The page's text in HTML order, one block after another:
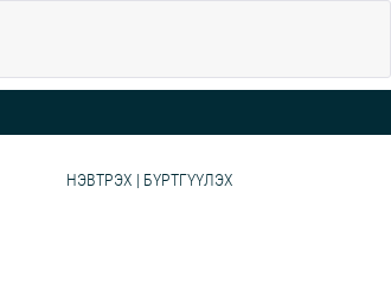
НЭВТРЭХ | БҮРТГҮҮЛЭХ